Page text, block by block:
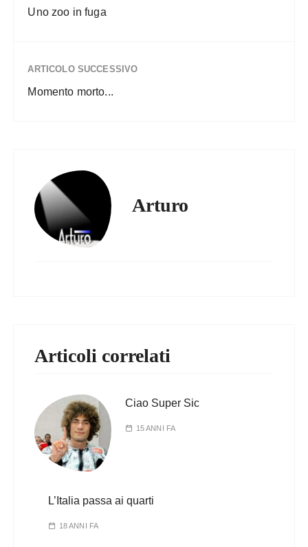
Uno zoo in fuga
ARTICOLO SUCCESSIVO
Momento morto...
Arturo
Articoli correlati
Ciao Super Sic
15 ANNI FA
L’Italia passa ai quarti
18 ANNI FA